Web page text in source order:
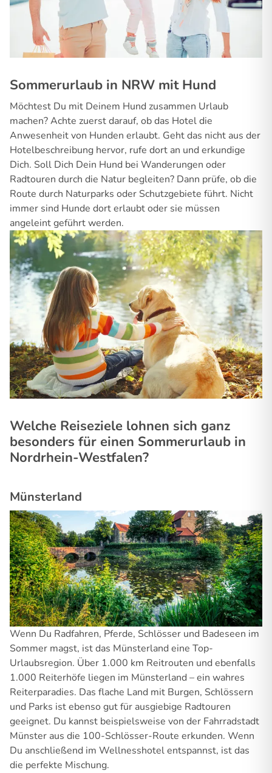
Sommerurlaub in NRW mit Hund
Möchtest Du mit Deinem Hund zusammen Urlaub
machen? Achte zuerst darauf, ob das Hotel die
Anwesenheit von Hunden erlaubt. Geht das nicht aus der
Hotelbeschreibung hervor, rufe dort an und erkundige
Dich. Soll Dich Dein Hund bei Wanderungen oder
Radtouren durch die Natur begleiten? Dann prüfe, ob die
Route durch Naturparks oder Schutzgebiete führt. Nicht
immer sind Hunde dort erlaubt oder sie müssen
angeleint geführt werden.
Welche Reiseziele lohnen sich ganz
besonders für einen Sommerurlaub in
Nordrhein-Westfalen?
Münsterland
Wenn Du Radfahren, Pferde, Schlösser und Badeseen im
Sommer magst, ist das Münsterland eine Top-
Urlaubsregion. Über 1.000 km Reitrouten und ebenfalls
1.000 Reiterhöfe liegen im Münsterland – ein wahres
Reiterparadies. Das flache Land mit Burgen, Schlössern
und Parks ist ebenso gut für ausgiebige Radtouren
geeignet. Du kannst beispielsweise von der Fahrradstadt
Münster aus die 100-Schlösser-Route erkunden. Wenn
Du anschließend im Wellnesshotel entspannst, ist das
die perfekte Mischung.